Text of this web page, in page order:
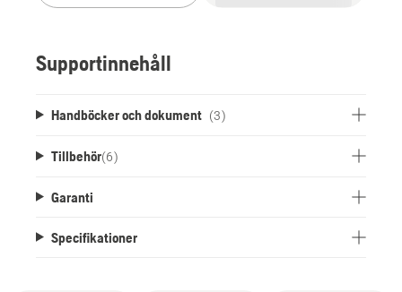
Supportinnehåll
Handböcker och dokument (3)
Tillbehör(6)
Garanti
Specifikationer